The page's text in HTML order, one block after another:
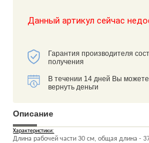
Данный артикул сейчас
Гарантия производителя
получения
В течении 14 дней Вы
вернуть деньги
Описание
Характеристики:
Длина рабочей части 30 см, общая длина -